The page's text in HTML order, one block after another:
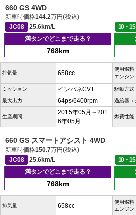
660 GS 4WD
新車時価格144.2万円(税込)
JC08
25.6km/L 10・15
満タンでどこまで走る？
768km
排気量 658cc
使用燃料
エンジン
ミッション インパネCVT 駆動方式
最大出力 64ps/6400rpm 過給器（
生産期間
2015年05月～201
6年05月
燃費性能
660 GS スマートアシスト 4WD
新車時価格150.7万円(税込)
JC08
25.6km/L 10・15
満タンでどこまで走る？
768km
排気量 658cc
使用燃料
エンジン